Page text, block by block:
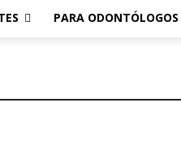
PARA ODONTÓLOGOS